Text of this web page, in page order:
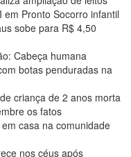
Pronto Socorro infantil
sobe para R$ 4,50
Cabeça humana
botas penduradas na
criança de 2 anos morta
os fatos
casa na comunidade
nos céus após